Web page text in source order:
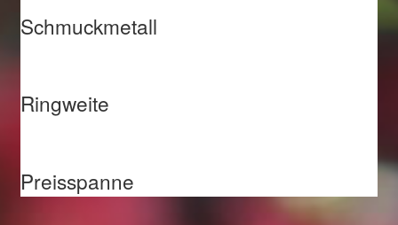
Schmuckmetall
Ringweite
Preisspanne